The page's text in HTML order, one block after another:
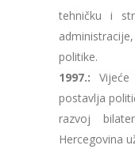
tehničku i
politike.
1997.:
postavlja
razvoj
Hercegovina